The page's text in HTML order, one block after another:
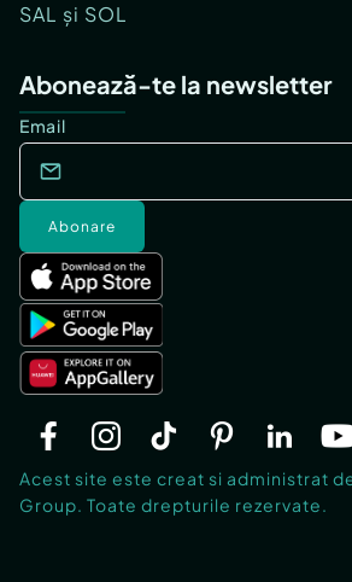
SAL și SOL
Abonează-te la newsletter
Email
Abonare
Acest site este creat si administrat
Group. Toate drepturile rezervate.